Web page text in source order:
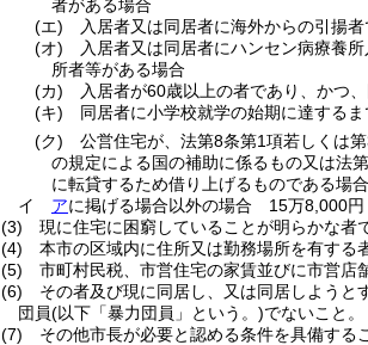
者がある場合
(エ)
入居者又は同居者に海外からの引揚
(オ)
入居者又は同居者にハンセン病療養
所者等がある場合
(カ)
入居者が60歳以上の者であり、かつ
(キ)
同居者に小学校就学の始期に達する
(ク)
公営住宅が、法第8条第1項若しくは
の規定による国の補助に係るもの又は法
に転貸するため借り上げるものである場合
イ
アに掲げる場合以外の場合 15万8,000円
(3)
現に住宅に困窮していることが明らかな者
(4)
本市の区域内に住所又は勤務場所を有する
(5)
市町村民税、市営住宅の家賃並びに市営店
(6)
その者及び現に同居し、又は同居しよう
団員(以下「暴力団員」という。)でないこと。
(7)
その他市長が必要と認める条件を具備する